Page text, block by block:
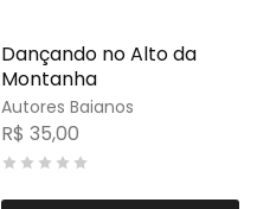
Autores Baianos
Dançando no Alto da
Montanha
R$ 35,00